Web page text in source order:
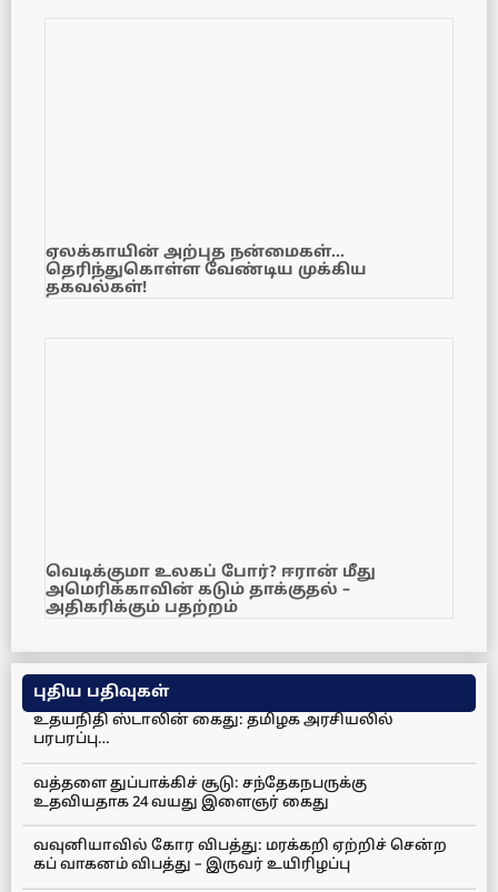
ஏலக்காயின் அற்புத நன்மைகள்…
தெரிந்துகொள்ள வேண்டிய முக்கிய
தகவல்கள்!
வெடிக்குமா உலகப் போர்? ஈரான் மீது
அமெரிக்காவின் கடும் தாக்குதல் –
அதிகரிக்கும் பதற்றம்
புதிய பதிவுகள்
உதயநிதி ஸ்டாலின் கைது: தமிழக அரசியலில்
பரபரப்பு…
வத்தளை துப்பாக்கிச் சூடு: சந்தேகநபருக்கு
உதவியதாக 24 வயது இளைஞர் கைது
வவுனியாவில் கோர விபத்து: மரக்கறி ஏற்றிச் சென்ற
கப் வாகனம் விபத்து – இருவர் உயிரிழப்பு